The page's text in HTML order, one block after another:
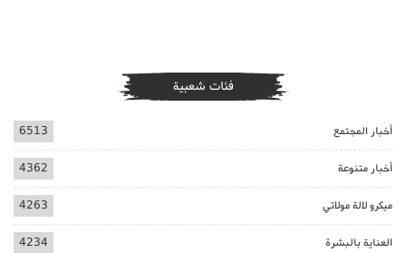
فئات شعبية
أخبار المجتمع 6513
أخبار متنوعة 4362
ميكرو لالة مولاتي 4263
العناية بالبشرة 4234